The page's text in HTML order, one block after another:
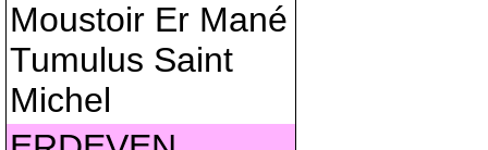
Moustoir Er Mané
Tumulus Saint
Michel